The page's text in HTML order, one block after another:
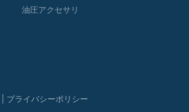
油圧アクセサリ
プライバシーポリシー